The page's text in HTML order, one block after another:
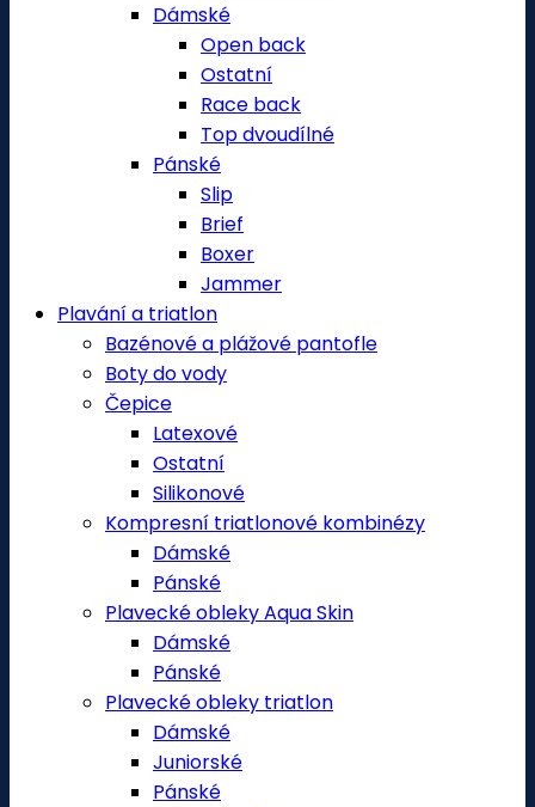
Dámské
Open back
Ostatní
Race back
Top dvoudílné
Pánské
Slip
Brief
Boxer
Jammer
Plavání a triatlon
Bazénové a plážové pantofle
Boty do vody
Čepice
Latexové
Ostatní
Silikonové
Kompresní triatlonové kombinézy
Dámské
Pánské
Plavecké obleky Aqua Skin
Dámské
Pánské
Plavecké obleky triatlon
Dámské
Juniorské
Pánské